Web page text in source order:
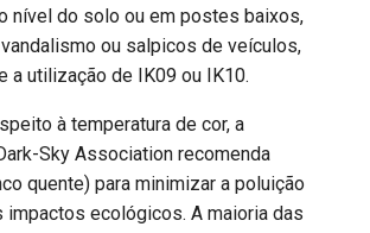
nível do solo ou em postes baixos,
ou salpicos de veículos,
a utilização de IK09 ou IK10.
à temperatura de cor, a
Sky Association recomenda
quente) para minimizar a poluição
impactos ecológicos. A maioria das